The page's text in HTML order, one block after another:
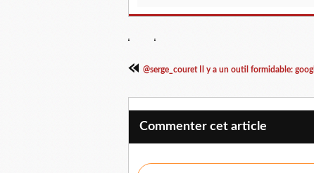
@serge_couret Il y a un outil formidable:
Commenter cet article